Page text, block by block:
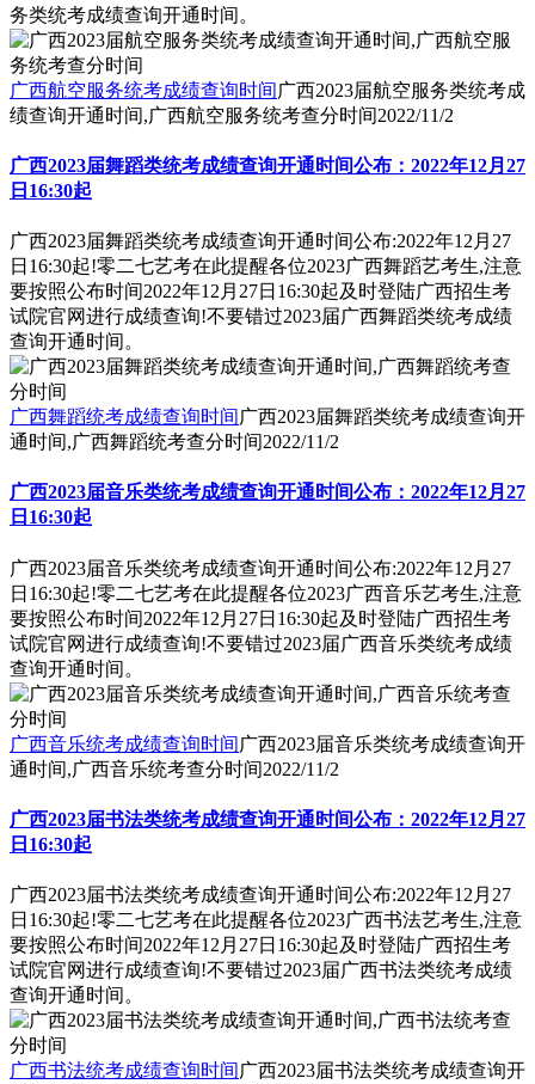
务类统考成绩查询开通时间。
广西航空服务统考成绩查询时间广西2023届航空服务类统考成
绩查询开通时间,广西航空服务统考查分时间2022/11/2
广西2023届舞蹈类统考成绩查询开通时间公布：2022年12月27
日16:30起
广西2023届舞蹈类统考成绩查询开通时间公布:2022年12月27
日16:30起!零二七艺考在此提醒各位2023广西舞蹈艺考生,注意
要按照公布时间2022年12月27日16:30起及时登陆广西招生考
试院官网进行成绩查询!不要错过2023届广西舞蹈类统考成绩
查询开通时间。
广西舞蹈统考成绩查询时间广西2023届舞蹈类统考成绩查询开
通时间,广西舞蹈统考查分时间2022/11/2
广西2023届音乐类统考成绩查询开通时间公布：2022年12月27
日16:30起
广西2023届音乐类统考成绩查询开通时间公布:2022年12月27
日16:30起!零二七艺考在此提醒各位2023广西音乐艺考生,注意
要按照公布时间2022年12月27日16:30起及时登陆广西招生考
试院官网进行成绩查询!不要错过2023届广西音乐类统考成绩
查询开通时间。
广西音乐统考成绩查询时间广西2023届音乐类统考成绩查询开
通时间,广西音乐统考查分时间2022/11/2
广西2023届书法类统考成绩查询开通时间公布：2022年12月27
日16:30起
广西2023届书法类统考成绩查询开通时间公布:2022年12月27
日16:30起!零二七艺考在此提醒各位2023广西书法艺考生,注意
要按照公布时间2022年12月27日16:30起及时登陆广西招生考
试院官网进行成绩查询!不要错过2023届广西书法类统考成绩
查询开通时间。
广西书法统考成绩查询时间广西2023届书法类统考成绩查询开